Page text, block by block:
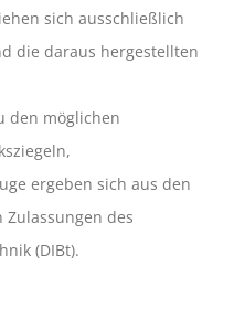
sich ausschließlich
die daraus hergestellten
den möglichen
ergeben sich aus den
des
(DIBt).